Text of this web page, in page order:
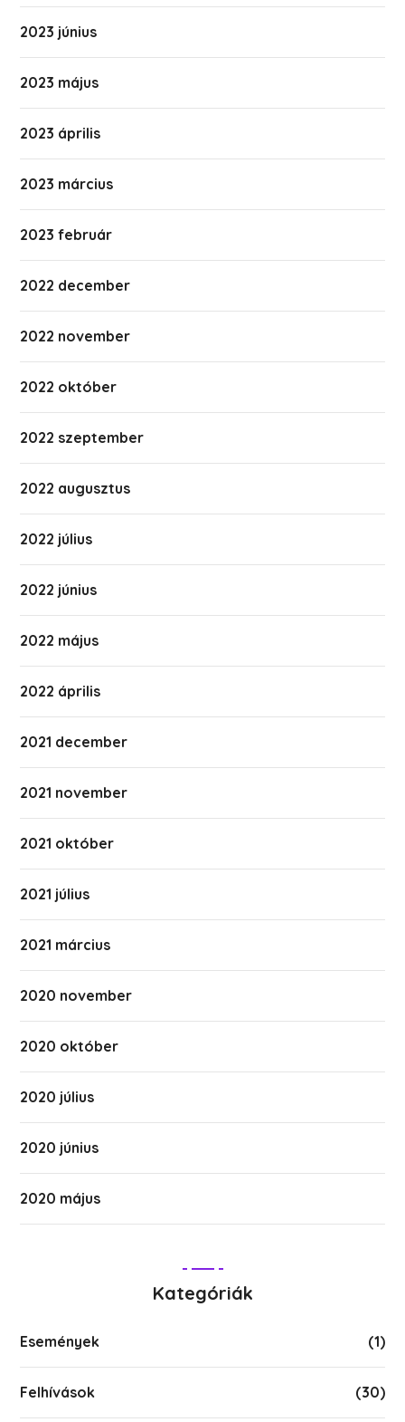
2023 június
2023 május
2023 április
2023 március
2023 február
2022 december
2022 november
2022 október
2022 szeptember
2022 augusztus
2022 július
2022 június
2022 május
2022 április
2021 december
2021 november
2021 október
2021 július
2021 március
2020 november
2020 október
2020 július
2020 június
2020 május
Kategóriák
Események (1)
Felhívások (30)